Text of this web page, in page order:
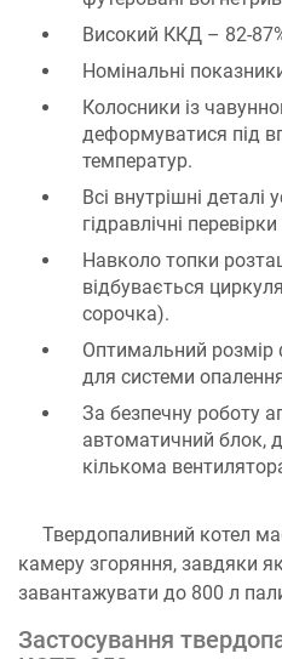
Високий ККД – 82-
Номінальні
Колосники із
деформуватися під
температур.
Всі внутрішні
гідравлічні
Навколо топки
відбувається
сорочка).
Оптимальний розмір
для системи
За безпечну роботу
автоматичний блок,
кількома
Твердопаливний котел
камеру згоряння, завдяки
завантажувати до 800 л
Застосування